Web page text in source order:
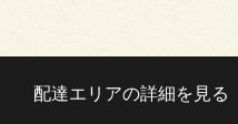
配達エリアの詳細を見る